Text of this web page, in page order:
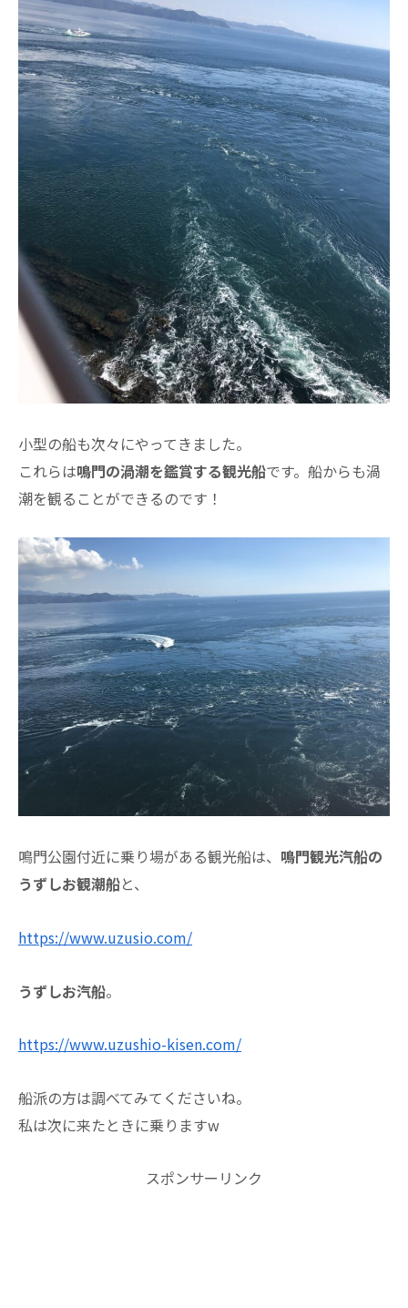
小型の船も次々にやってきました。
これらは鳴門の渦潮を鑑賞する観光船です。船からも渦
潮を観ることができるのです！
鳴門公園付近に乗り場がある観光船は、 鳴門観光汽船の
うずしお観潮船と、
https://www.uzusio.com/
うずしお汽船。
https://www.uzushio-kisen.com/
船派の方は調べてみてくださいね。
私は次に来たときに乗りますw
スポンサーリンク